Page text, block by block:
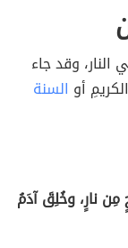
وقد جاء
أو السنة
نارٍ، وخُلِقَ آدَمُ